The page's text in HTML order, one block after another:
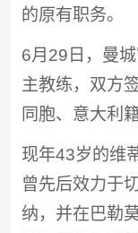
的原有职务。
6月29日，曼
主教练，双方
同胞、意大利
现年43岁的维
曾先后效力于
纳，并在巴勒